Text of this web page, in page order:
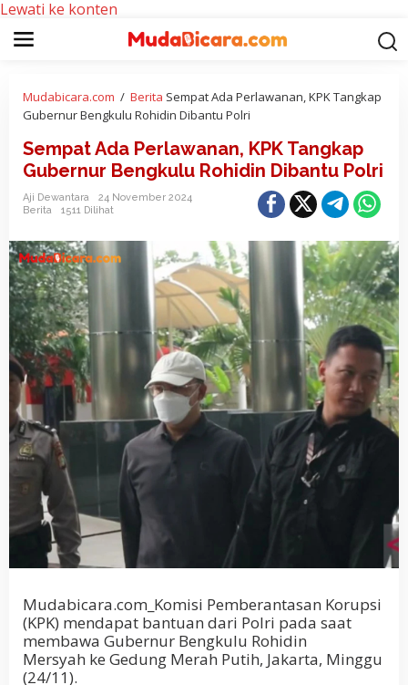
Lewati ke konten
Mudabicara.com / Berita Sempat Ada Perlawanan, KPK Tangkap
Gubernur Bengkulu Rohidin Dibantu Polri
Sempat Ada Perlawanan, KPK Tangkap
Gubernur Bengkulu Rohidin Dibantu Polri
Aji Dewantara
24 November 2024
Berita
1511 Dilihat
Mudabicara.com_Komisi Pemberantasan Korupsi
(KPK) mendapat bantuan dari Polri pada saat
membawa Gubernur Bengkulu Rohidin
Mersyah ke Gedung Merah Putih, Jakarta, Minggu
(24/11).